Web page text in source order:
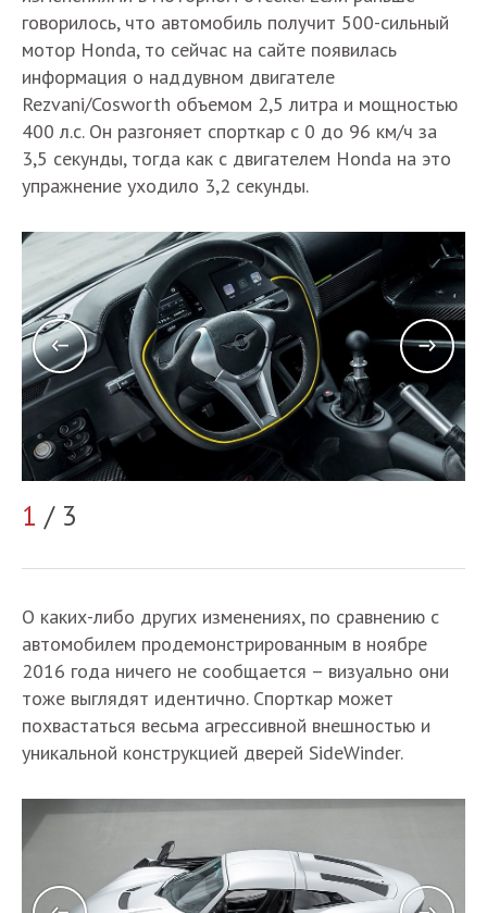
говорилось, что автомобиль получит 500-сильный
мотор Honda, то сейчас на сайте появилась
информация о наддувном двигателе
Rezvani/Cosworth объемом 2,5 литра и мощностью
400 л.с. Он разгоняет спорткар с 0 до 96 км/ч за
3,5 секунды, тогда как с двигателем Honda на это
упражнение уходило 3,2 секунды.
1 / 3
О каких-либо других изменениях, по сравнению с
автомобилем продемонстрированным в ноябре
2016 года ничего не сообщается – визуально они
тоже выглядят идентично. Спорткар может
похвастаться весьма агрессивной внешностью и
уникальной конструкцией дверей SideWinder.